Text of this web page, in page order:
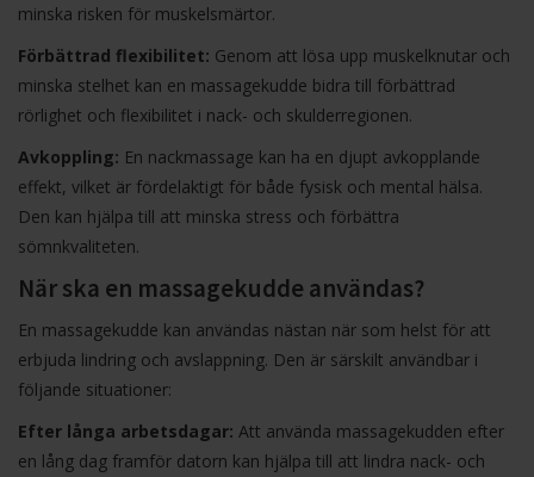
minska risken för muskelsmärtor.
Förbättrad flexibilitet: Genom att lösa upp muskelknutar och
minska stelhet kan en massagekudde bidra till förbättrad
rörlighet och flexibilitet i nack- och skulderregionen.
Avkoppling: En nackmassage kan ha en djupt avkopplande
effekt, vilket är fördelaktigt för både fysisk och mental hälsa.
Den kan hjälpa till att minska stress och förbättra
sömnkvaliteten.
När ska en massagekudde användas?
En massagekudde kan användas nästan när som helst för att
erbjuda lindring och avslappning. Den är särskilt användbar i
följande situationer:
Efter långa arbetsdagar: Att använda massagekudden efter
en lång dag framför datorn kan hjälpa till att lindra nack- och